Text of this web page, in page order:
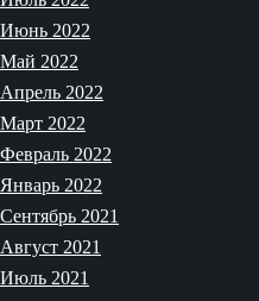
Июнь 2022
Май 2022
Апрель 2022
Март 2022
Февраль 2022
Январь 2022
Сентябрь 2021
Август 2021
Июль 2021